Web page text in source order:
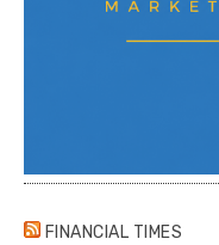
FINANCIAL TIMES